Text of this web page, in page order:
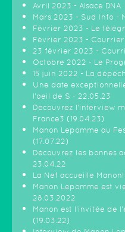
Avril 2023 - Alsace DNA
Mars 2023 - Sud Info -
Février 2023 - Le
Février 2023 - Courrier
23 février 2023 -
Octobre 2022 - Le
15 juin 2022 - La
Une date
l'oeil de S - 22.05.23
Découvrez l'interview
France3 (19.04.23)
Manon Lepomme au
(17.07.22)
Découvrez les bonnes
23.04.22
La Nef accueille
Manon Lepomme est
28.03.2022
Manon est l'invitée de
(19.03.22)